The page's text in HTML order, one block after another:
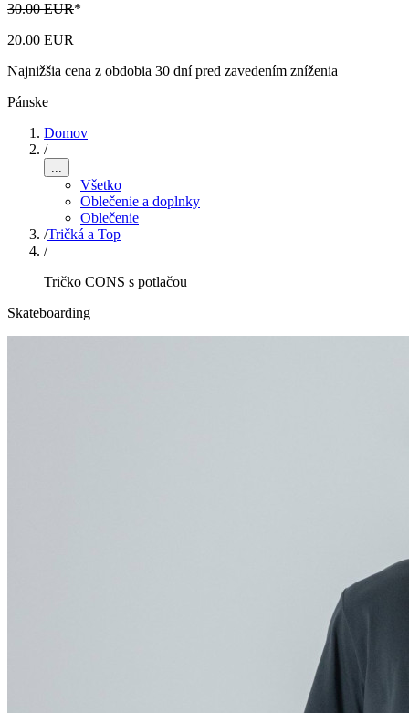
30.00 EUR*
20.00 EUR
Najnižšia cena z obdobia 30 dní pred zavedením zníženia
Pánske
Domov
/
...
Všetko
Oblečenie a doplnky
Oblečenie
/Tričká a Top
/
Tričko CONS s potlačou
Skateboarding